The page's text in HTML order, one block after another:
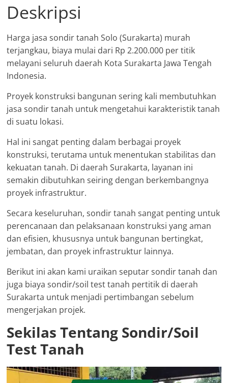
Deskripsi
Harga jasa sondir tanah Solo (Surakarta) murah
terjangkau, biaya mulai dari Rp 2.200.000 per titik
melayani seluruh daerah Kota Surakarta Jawa Tengah
Indonesia.
Proyek konstruksi bangunan sering kali membutuhkan
jasa sondir tanah untuk mengetahui karakteristik tanah
di suatu lokasi.
Hal ini sangat penting dalam berbagai proyek
konstruksi, terutama untuk menentukan stabilitas dan
kekuatan tanah. Di daerah Surakarta, layanan ini
semakin dibutuhkan seiring dengan berkembangnya
proyek infrastruktur.
Secara keseluruhan, sondir tanah sangat penting untuk
perencanaan dan pelaksanaan konstruksi yang aman
dan efisien, khususnya untuk bangunan bertingkat,
jembatan, dan proyek infrastruktur lainnya.
Berikut ini akan kami uraikan seputar sondir tanah dan
juga biaya sondir/soil test tanah pertitik di daerah
Surakarta untuk menjadi pertimbangan sebelum
mengerjakan projek.
Sekilas Tentang Sondir/Soil
Test Tanah